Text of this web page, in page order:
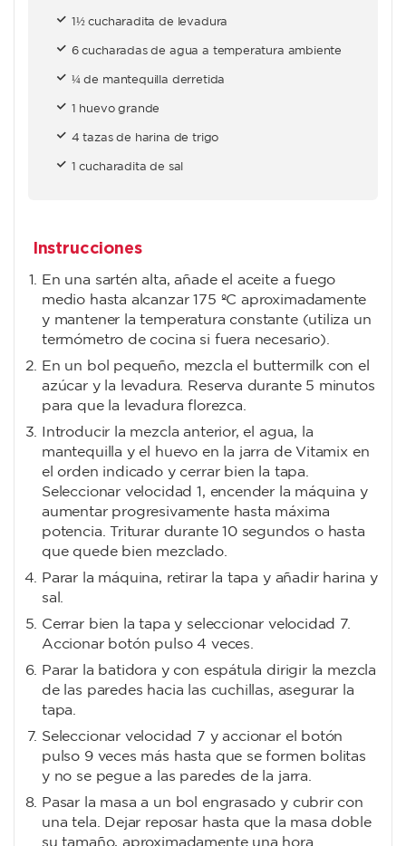
1½ cucharadita de levadura
6 cucharadas de agua a temperatura ambiente
¼ de mantequilla derretida
1 huevo grande
4 tazas de harina de trigo
1 cucharadita de sal
Instrucciones
En una sartén alta, añade el aceite a fuego
medio hasta alcanzar 175 ºC aproximadamente
y mantener la temperatura constante (utiliza un
termómetro de cocina si fuera necesario).
En un bol pequeño, mezcla el buttermilk con el
azúcar y la levadura. Reserva durante 5 minutos
para que la levadura florezca.
Introducir la mezcla anterior, el agua, la
mantequilla y el huevo en la jarra de Vitamix en
el orden indicado y cerrar bien la tapa.
Seleccionar velocidad 1, encender la máquina y
aumentar progresivamente hasta máxima
potencia. Triturar durante 10 segundos o hasta
que quede bien mezclado.
Parar la máquina, retirar la tapa y añadir harina y
sal.
Cerrar bien la tapa y seleccionar velocidad 7.
Accionar botón pulso 4 veces.
Parar la batidora y con espátula dirigir la mezcla
de las paredes hacia las cuchillas, asegurar la
tapa.
Seleccionar velocidad 7 y accionar el botón
pulso 9 veces más hasta que se formen bolitas
y no se pegue a las paredes de la jarra.
Pasar la masa a un bol engrasado y cubrir con
una tela. Dejar reposar hasta que la masa doble
su tamaño, aproximadamente una hora.